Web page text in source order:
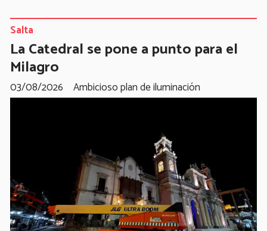
La Catedral se pone a punto para el
Milagro
Ambicioso plan de iluminación
Salta
03/08/2026